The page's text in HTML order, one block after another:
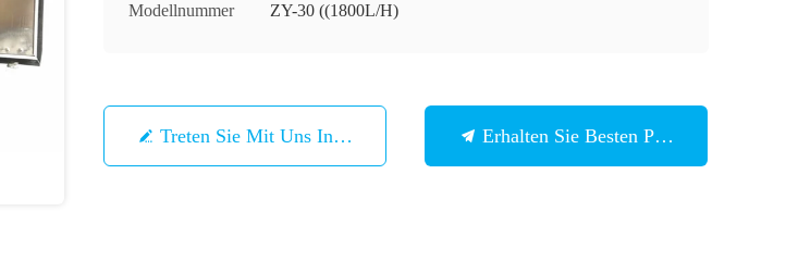
Modellnummer ZY-30 ((1800L/H)
Treten Sie Mit Uns In Verbindung Erhalten Sie Besten Preis